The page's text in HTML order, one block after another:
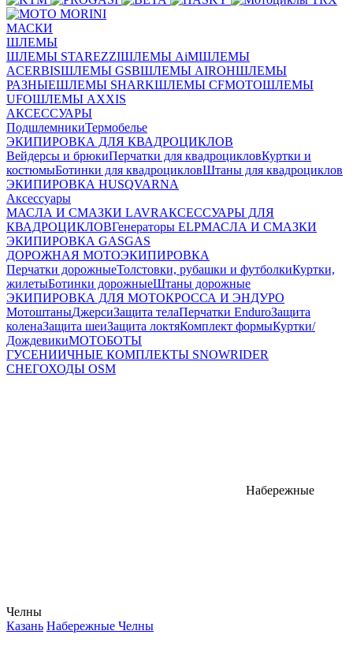
МАСКИ
ШЛЕМЫ
ШЛЕМЫ STAREZZIШЛЕМЫ AiMШЛЕМЫ
ACERBISШЛЕМЫ GSBШЛЕМЫ AIROHШЛЕМЫ
РАЗНЫЕШЛЕМЫ SHARKШЛЕМЫ CFMOTOШЛЕМЫ
UFOШЛЕМЫ AXXIS
АКСЕССУАРЫ
ПодшлемникиТермобелье
ЭКИПИРОВКА ДЛЯ КВАДРОЦИКЛОВ
Вейдерсы и брюкиПерчатки для квадроцикловКуртки и
костюмыБотинки для квадроцикловШтаны для квадроциклов
ЭКИПИРОВКА HUSQVARNA
Аксессуары
МАСЛА И СМАЗКИ LAVRАКСЕССУАРЫ ДЛЯ
КВАДРОЦИКЛОВГенераторы ELPМАСЛА И СМАЗКИ
ЭКИПИРОВКА GASGAS
ДОРОЖНАЯ МОТОЭКИПИРОВКА
Перчатки дорожныеТолстовки, рубашки и футболкиКуртки,
жилетыБотинки дорожныеШтаны дорожные
ЭКИПИРОВКА ДЛЯ МОТОКРОССА И ЭНДУРО
МотоштаныДжерсиЗащита телаПерчатки EnduroЗащита
коленаЗащита шеиЗащита локтяКомплект формыКуртки/
ДождевикиМОТОБОТЫ
ГУСЕНИИЧНЫЕ КОМПЛЕКТЫ SNOWRIDER
СНЕГОХОДЫ OSM
Набережные
Челны
Казань Набережные Челны